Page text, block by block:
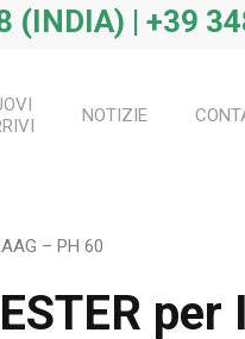
(INDIA) | +39
NOTIZIE
– PH 60
per